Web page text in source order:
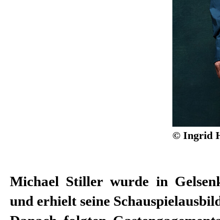
© Ingrid
Michael Stiller wurde in
und erhielt seine
Regisseuren Martin Kušej,
Dimiter Gotscheff, Christian